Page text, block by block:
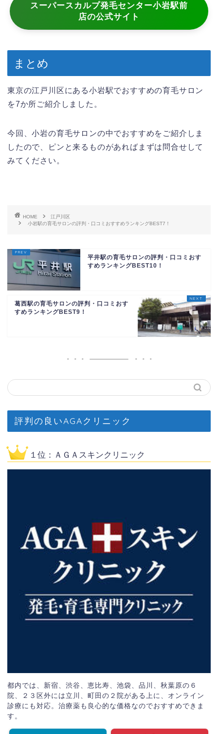
スーパースカルプ発毛センター小岩駅前
店の公式サイト
まとめ
東京の江戸川区にある小岩駅でおすすめの育毛サロン
を7か所ご紹介しました。
今回、小岩の育毛サロンの中でおすすめをご紹介しま
したので、ピンと来るものがあればまずは問合せして
みてください。
HOME
江戸川区
小岩駅の育毛サロンの評判・口コミおすすめランキングBEST7！
平井駅の育毛サロンの評判・口コミおす
すめランキングBEST10！
葛西駅の育毛サロンの評判・口コミおす
すめランキングBEST9！
評判の良いAGAクリニック
１位：ＡＧＡスキンクリニック
都内では、新宿、渋谷、恵比寿、池袋、品川、秋葉原の６
院、２３区外には立川、町田の２院がある上に、オンライン
診療にも対応。治療薬も良心的な価格なのでおすすめできま
す。